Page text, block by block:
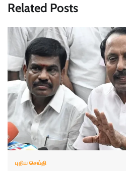
Related Posts
புதிய செய்தி